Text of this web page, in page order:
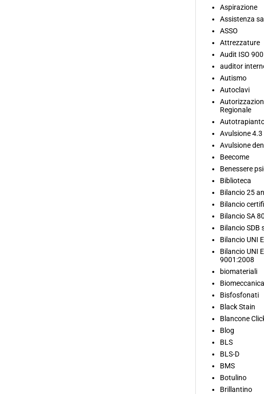
Aspirazione
Assistenza
ASSO
Attrezzature
Audit ISO
auditor
Autismo
Autoclavi
Regionale
Avulsione 4.3
Avulsione
Beecome
Benessere
Biblioteca
Bilancio 25
Bilancio
Bilancio SA
Bilancio SDB
Bilancio UNI
Bilancio UNI
9001:2008
biomateriali
Bisfosfonati
Black Stain
Blancone
Blog
BLS
BLS-D
BMS
Botulino
Brillantino